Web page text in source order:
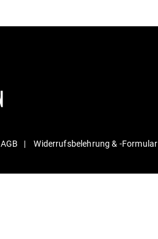
AGB Wider­rufs­be­lehrung & ‑For­mular